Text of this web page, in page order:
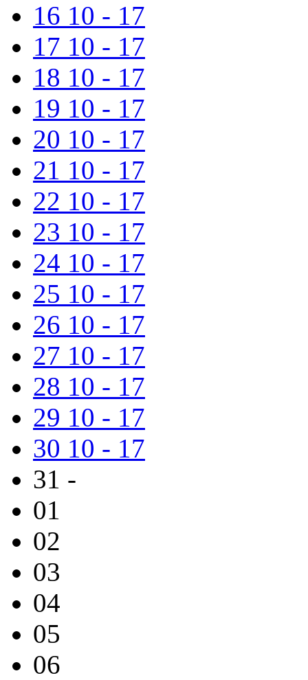
16 10 - 17
17 10 - 17
18 10 - 17
19 10 - 17
20 10 - 17
21 10 - 17
22 10 - 17
23 10 - 17
24 10 - 17
25 10 - 17
26 10 - 17
27 10 - 17
28 10 - 17
29 10 - 17
30 10 - 17
31 -
01
02
03
04
05
06